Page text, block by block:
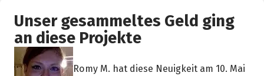
Unser gesammeltes Geld ging
an diese Projekte
Romy M. hat diese Neuigkeit am 10. Mai